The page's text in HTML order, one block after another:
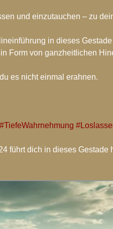
und einzutauchen – zu
in dieses
Form von ganzheitlichen
es nicht einmal erahnen.
#TiefeWahrnehmung
führt dich in dieses Gestade